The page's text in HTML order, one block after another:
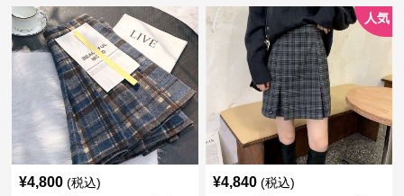
¥4,800 (税込)
人気
¥4,840 (税込)